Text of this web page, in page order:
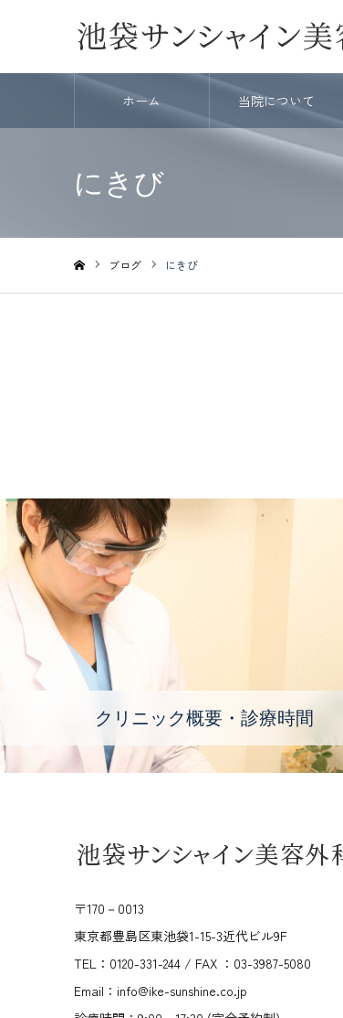
ホーム 当院について
にきび
ブログ にきび
クリニック概要・診療時間
〒170－0013
東京都豊島区東池袋1-15-3近代ビル9F
TEL：0120-331-244 / FAX ：03-3987-5080
Email：info@ike-sunshine.co.jp